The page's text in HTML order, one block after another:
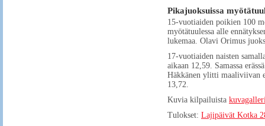
Pikajuoksuissa
15-vuotiaiden poikien 100
myötätuulessa alle
lukemaa. Olavi Orimus
17-vuotiaiden naisten
aikaan 12,59. Samassa
Häkkänen ylitti maaliviivan
13,72.
Kuvia kilpailuista
Tulokset: Lajipäivät Kotka